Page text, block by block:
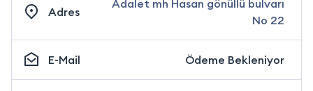
Adres
Adalet mh Hasan gönüllü bulvarı
No 22
E-Mail Ödeme Bekleniyor